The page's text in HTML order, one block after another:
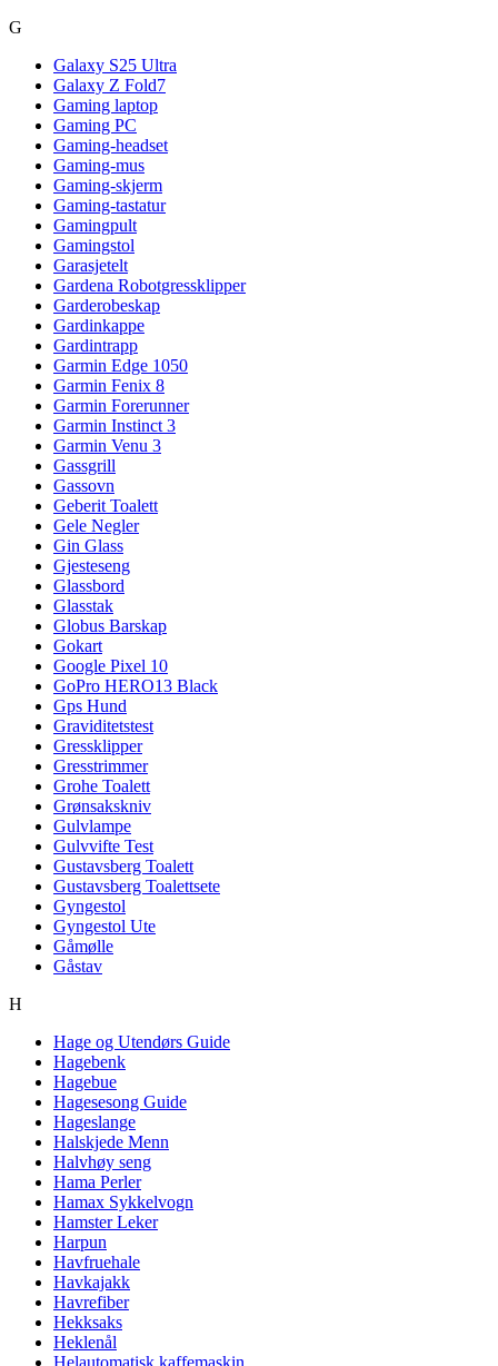
G
Galaxy S25 Ultra
Galaxy Z Fold7
Gaming laptop
Gaming PC
Gaming-headset
Gaming-mus
Gaming-skjerm
Gaming-tastatur
Gamingpult
Gamingstol
Garasjetelt
Gardena Robotgressklipper
Garderobeskap
Gardinkappe
Gardintrapp
Garmin Edge 1050
Garmin Fenix 8
Garmin Forerunner
Garmin Instinct 3
Garmin Venu 3
Gassgrill
Gassovn
Geberit Toalett
Gele Negler
Gin Glass
Gjesteseng
Glassbord
Glasstak
Globus Barskap
Gokart
Google Pixel 10
GoPro HERO13 Black
Gps Hund
Graviditetstest
Gressklipper
Gresstrimmer
Grohe Toalett
Grønsakskniv
Gulvlampe
Gulvvifte Test
Gustavsberg Toalett
Gustavsberg Toalettsete
Gyngestol
Gyngestol Ute
Gåmølle
Gåstav
H
Hage og Utendørs Guide
Hagebenk
Hagebue
Hagesesong Guide
Hageslange
Halskjede Menn
Halvhøy seng
Hama Perler
Hamax Sykkelvogn
Hamster Leker
Harpun
Havfruehale
Havkajakk
Havrefiber
Hekksaks
Heklenål
Helautomatisk kaffemaskin